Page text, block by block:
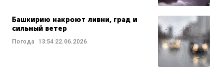
Башкирию накроют ливни, град и
сильный ветер
Погода 13:54 22.06.2026